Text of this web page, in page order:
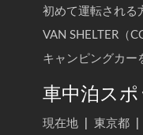
初めて運転される
VAN SHELTER（
キャンピングカー
車中泊ス
現在地 東京都